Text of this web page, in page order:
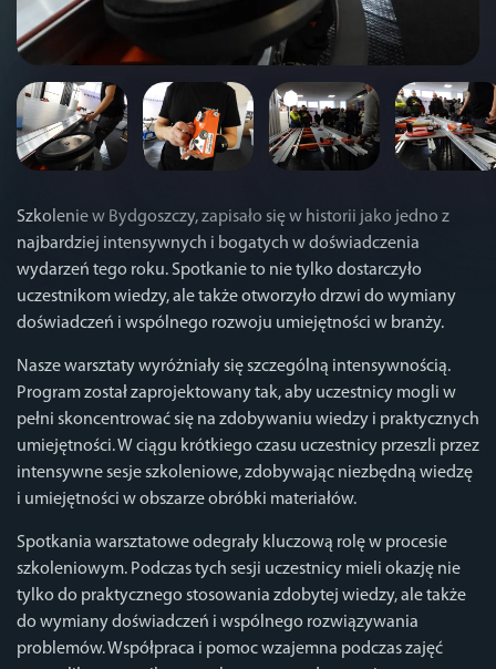
Szkolenie w Bydgoszczy, zapisało się w historii jako jedno z
najbardziej intensywnych i bogatych w doświadczenia
wydarzeń tego roku. Spotkanie to nie tylko dostarczyło
uczestnikom wiedzy, ale także otworzyło drzwi do wymiany
doświadczeń i wspólnego rozwoju umiejętności w branży.
Nasze warsztaty wyróżniały się szczególną intensywnością.
Program został zaprojektowany tak, aby uczestnicy mogli w
pełni skoncentrować się na zdobywaniu wiedzy i praktycznych
umiejętności. W ciągu krótkiego czasu uczestnicy przeszli przez
intensywne sesje szkoleniowe, zdobywając niezbędną wiedzę
i umiejętności w obszarze obróbki materiałów.
Spotkania warsztatowe odegrały kluczową rolę w procesie
szkoleniowym. Podczas tych sesji uczestnicy mieli okazję nie
tylko do praktycznego stosowania zdobytej wiedzy, ale także
do wymiany doświadczeń i wspólnego rozwiązywania
problemów. Współpraca i pomoc wzajemna podczas zajęć